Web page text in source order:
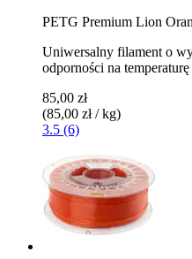
PETG Premium Lion
Uniwersalny filament o
odporności na temperaturę
85,00 zł
(85,00 zł / kg)
3.5 (6)